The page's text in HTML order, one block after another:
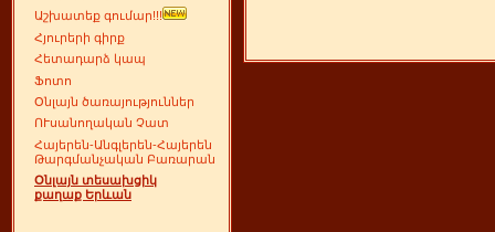
Աշխատեք գումար!!!
Հյուրերի գիրք
Հետադարձ կապ
Ֆոտո
Օնլայն ծառայություններ
ՈՒսանողական Չատ
Հայերեն-Անգլերեն-Հայերեն
Թարգմանչական Բառարան
Օնլայն տեսախցիկ
քաղաք Երևան